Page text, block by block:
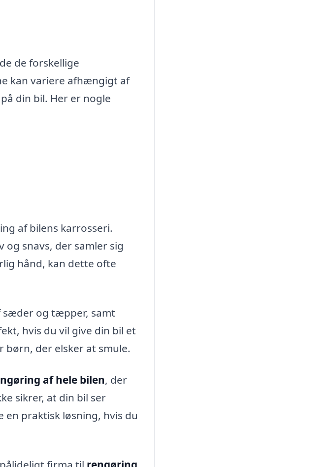
de forskellige
kan variere afhængigt af
din bil. Her er nogle
af bilens karrosseri.
snavs, der samler sig
hånd, kan dette ofte
og tæpper, samt
hvis du vil give din bil et
der elsker at smule.
af hele bilen, der
sikrer, at din bil ser
praktisk løsning, hvis du